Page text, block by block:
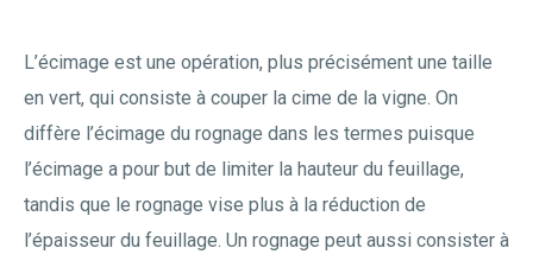
L’écimage est une opération, plus précisément une taille
en vert, qui consiste à couper la cime de la vigne. On
diffère l’écimage du rognage dans les termes puisque
l’écimage a pour but de limiter la hauteur du feuillage,
tandis que le rognage vise plus à la réduction de
l’épaisseur du feuillage. Un rognage peut aussi consister à